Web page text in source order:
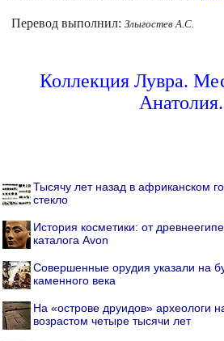
Перевод выполнил: Злыгостев А.С.
Коллекция Лувра.
Анатолия.
Тысячу лет назад в африканском
стекло
История косметики: от
каталога Avon
Совершенные орудия указали на
каменного века
На «острове друидов» археологи
возрастом четыре тысячи лет